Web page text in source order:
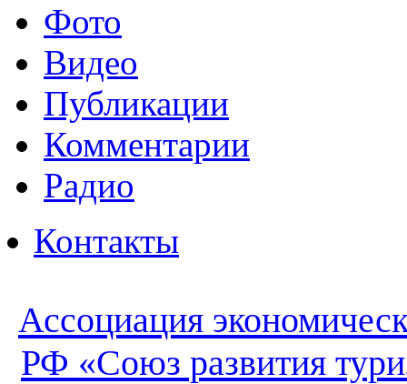
Фото
Видео
Публикации
Комментарии
Радио
Контакты
Ассоциация
РФ «Союз развития